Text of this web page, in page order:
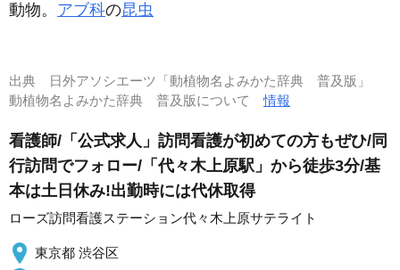
動物。 アブ科の昆虫
出典
日外アソシエーツ「動植物名よみかた辞典 普及版」
動植物名よみかた辞典 普及版について情報
看護師/「公式求人」訪問看護が初めての方もぜひ/同
行訪問でフォロー/「代々木上原駅」から徒歩3分/基
本は土日休み!出勤時には代休取得
ローズ訪問看護ステーション代々木上原サテライト
東京都 渋谷区